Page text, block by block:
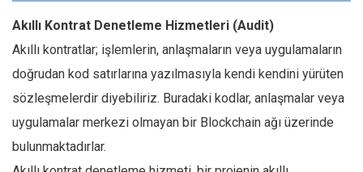
Akıllı Kontrat Denetleme Hizmetleri (Audit)
Akıllı kontratlar; işlemlerin, anlaşmaların veya uygulamaların
doğrudan kod satırlarına yazılmasıyla kendi kendini yürüten
sözleşmelerdir diyebiliriz. Buradaki kodlar, anlaşmalar veya
uygulamalar merkezi olmayan bir Blockchain ağı üzerinde
bulunmaktadırlar.